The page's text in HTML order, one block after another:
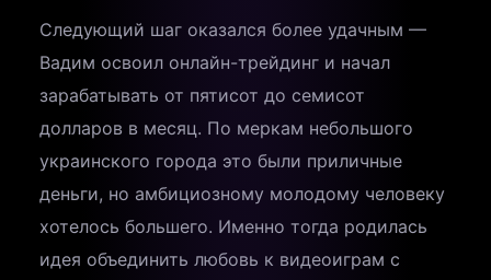
Следующий шаг оказался более удачным —
Вадим освоил онлайн-трейдинг и начал
зарабатывать от пятисот до семисот
долларов в месяц. По меркам небольшого
украинского города это были приличные
деньги, но амбициозному молодому человеку
хотелось большего. Именно тогда родилась
идея объединить любовь к видеоиграм с